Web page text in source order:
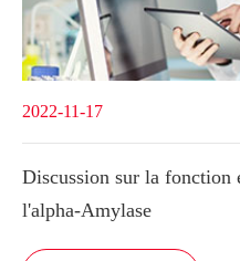
2022-11-17
Discussion sur la fonction
l'alpha-Amylase